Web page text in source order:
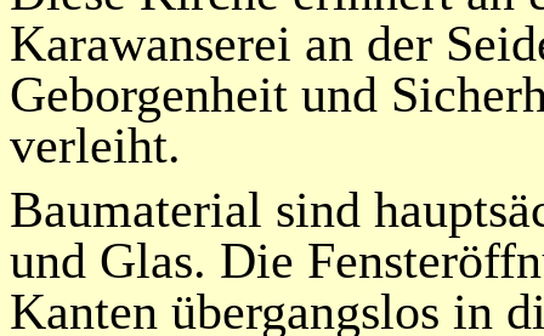
Karawanserei an der
Geborgenheit und
verleiht.
Baumaterial sind
und Glas. Die
Kanten übergangslos in